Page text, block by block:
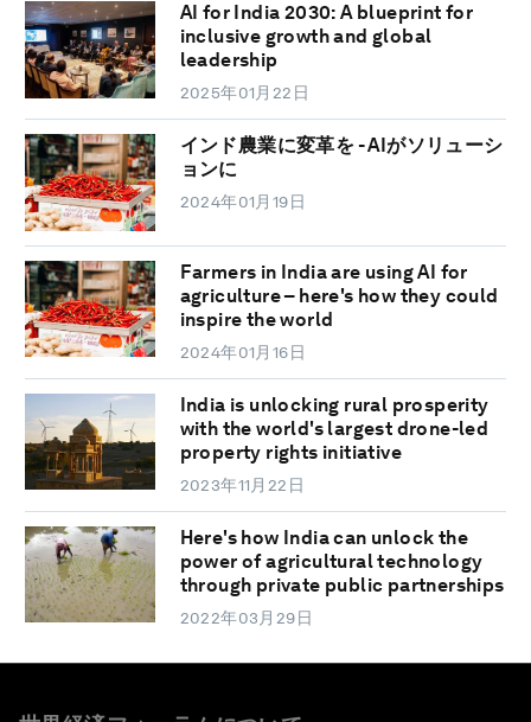
AI for India 2030: A blueprint for
inclusive growth and global
leadership
2025年01月22日
インド農業に変革を - AIがソリューシ
ョンに
2024年01月19日
Farmers in India are using AI for
agriculture – here's how they could
inspire the world
2024年01月16日
India is unlocking rural prosperity
with the world's largest drone-led
property rights initiative
2023年11月22日
Here's how India can unlock the
power of agricultural technology
through private public partnerships
2022年03月29日